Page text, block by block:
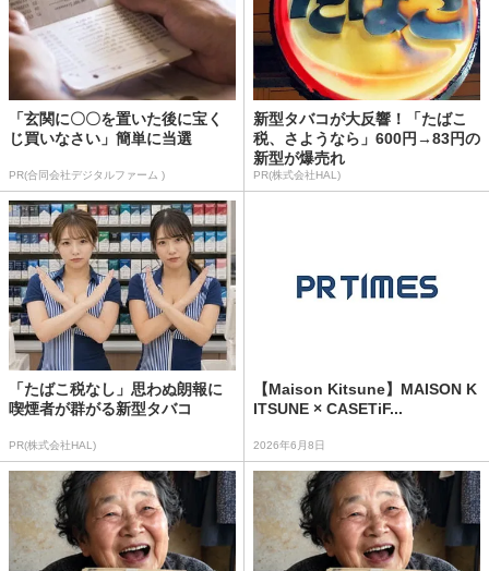
「玄関に〇〇を置いた後に宝く
じ買いなさい」簡単に当選
PR(合同会社デジタルファーム )
新型タバコが大反響！「たばこ
税、さようなら」600円→83円の
新型が爆売れ
PR(株式会社HAL)
「たばこ税なし」思わぬ朗報に
喫煙者が群がる新型タバコ
PR(株式会社HAL)
【Maison Kitsune】MAISON K
ITSUNE × CASETiF...
2026年6月8日